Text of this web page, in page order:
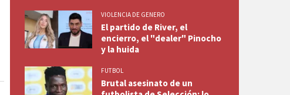
VIOLENCIA DE GENERO
El partido de River, el
encierro, el "dealer" Pinocho
y la huida
FUTBOL
Brutal asesinato de un